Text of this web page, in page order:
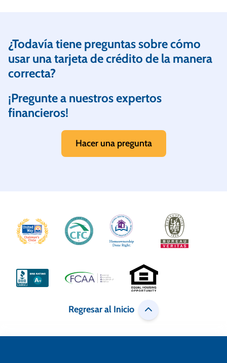
¿Todavía tiene preguntas sobre cómo
usar una tarjeta de crédito de la manera
correcta?
¡Pregunte a nuestros expertos
financieros!
Hacer una pregunta
Regresar al Inicio